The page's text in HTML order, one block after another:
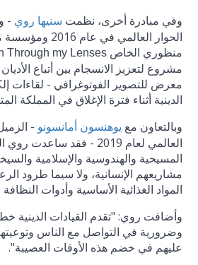
وفي مبادرة أخرى، نظمت سنيها روي -
الحوار العالمي
منظوري الخاص Through my Lenses
مشروع لتعزيز الانسجام بين أتباع
معرض للتصوير الفوتوغرافي - لقاءات
الدينية أثناء فترة الإغلاق في المملكة
وبالتعاون مع يوهنسون أمانسونو -
العالمي لعام 2019 - فقد
المسيحية والهندوسية والإسلامية
مشاريعهم الإنسانية، ولا سيما طرود
المواد الغذائية الأساسية وأدوات النظافة
وأضافت روي: "تقدم القيادات الدينية
وضرورية في التواصل مع الناس
عليهم في خضم هذه الأوقات العصيبة".